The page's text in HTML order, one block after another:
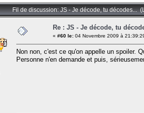
Fil de discussion: JS - Je décode, tu décodes...
Re : JS - Je décode, tu
« #60 le: 04 Novembre 2009 à
Non non, c'est ce qu'on appelle un spoiler.
Personne n'en demande et puis,